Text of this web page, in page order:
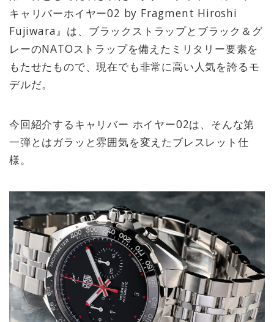
キャリバーホイヤー02 by Fragment Hiroshi
Fujiwara』は、ブラックストラップとブラック＆グ
レーのNATOストラップを備えたミリタリー要素を
もたせたもので、現在でも非常に高い人気を誇るモ
デルだ。
今回紹介するキャリバー ホイヤー02は、そんな第
一弾とはガラッと雰囲気を変えたブレスレット仕
様。